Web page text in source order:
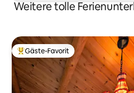
Weitere tolle
Beliebter Gäste-Favorit.
Gäste-Favorit